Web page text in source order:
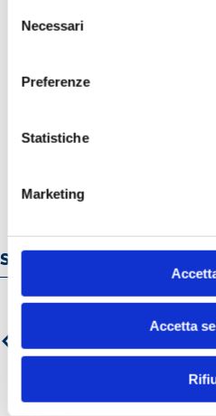
delNecessari
Preferenze
Statistiche
Marketing
Accetta
Servizi e prodotti online